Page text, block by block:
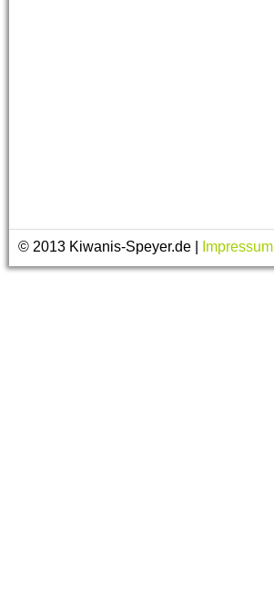
© 2013 Kiwanis-Speyer.de | Impressum